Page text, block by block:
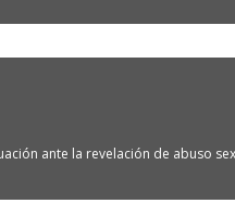
ante la revelación de abuso